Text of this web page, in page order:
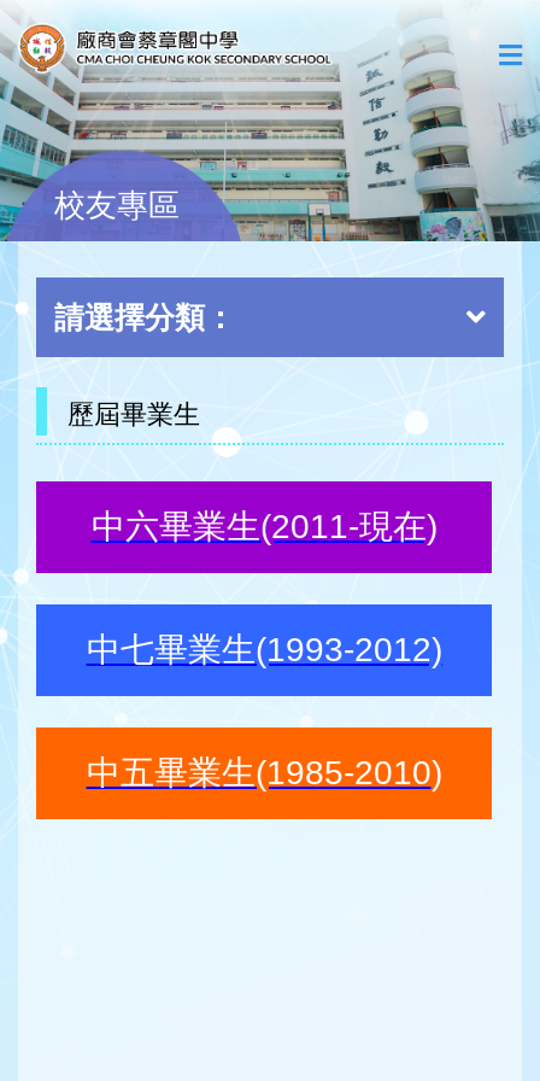
校友專區
請選擇分類：
歷屆畢業生
中六畢業生(2011-現在)
中七畢業生(1993-2012)
中五畢業生(1985-2010)